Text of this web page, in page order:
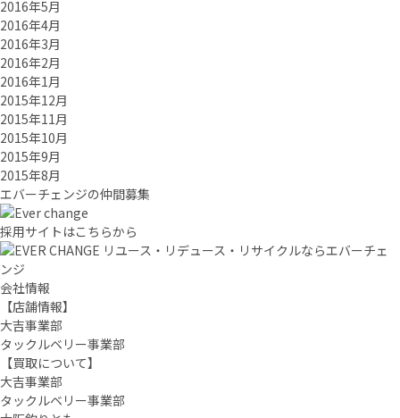
2016年5月
2016年4月
2016年3月
2016年2月
2016年1月
2015年12月
2015年11月
2015年10月
2015年9月
2015年8月
エバーチェ ンジの仲間募集
採用サイトはこちらから
リユース・リデュース・リサイクルならエバーチェ
ンジ
会社情報
【店舗情報】
大吉事業部
タックルベリー事業部
【買取について】
大吉事業部
タックルベリー事業部